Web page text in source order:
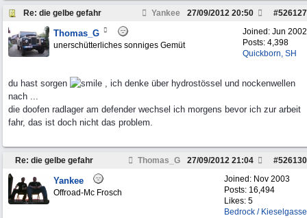
Re: die gelbe gefahr Yankee #526127
27/09/2012 20:50
Joined: Jun 2002
Posts: 4,398
Quickborn, SH
Thomas_G
unerschütterliches sonniges Gemüt
du hast sorgen
, ich denke über hydrostössel und nockenwellen
nach ...
die doofen radlager am defender wechsel ich morgens bevor ich zur arbeit
fahr, das ist doch nicht das problem.
Re: die gelbe gefahr Thomas_G #526130
27/09/2012 21:04
Joined: Nov 2003
Posts: 16,494
Likes: 5
Bedrock / Kieselgasse
Yankee
Offroad-Mc Frosch